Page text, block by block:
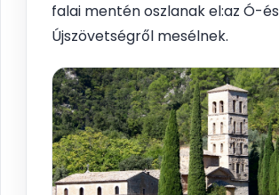
falai mentén oszlanak el:az Ó-és
Újszövetségről mesélnek.